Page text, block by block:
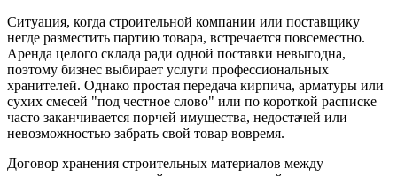
Ситуация, когда строительной компании или поставщику
негде разместить партию товара, встречается повсеместно.
Аренда целого склада ради одной поставки невыгодна,
поэтому бизнес выбирает услуги профессиональных
хранителей. Однако простая передача кирпича, арматуры или
сухих смесей "под честное слово" или по короткой расписке
часто заканчивается порчей имущества, недостачей или
невозможностью забрать свой товар вовремя.
Договор хранения строительных материалов между